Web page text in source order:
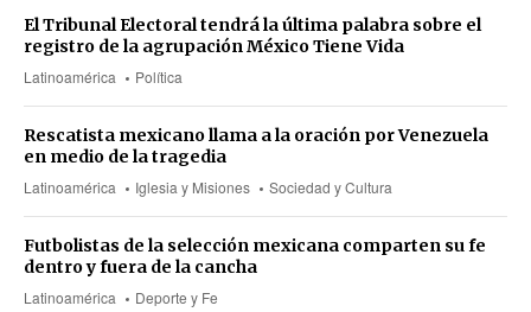
Latinoamérica Política
El Tribunal Electoral tendrá la última palabra sobre el
registro de la agrupación México Tiene Vida
Latinoamérica Iglesia y Misiones Sociedad y Cultura
Rescatista mexicano llama a la oración por Venezuela
en medio de la tragedia
Latinoamérica Deporte y Fe
Futbolistas de la selección mexicana comparten su fe
dentro y fuera de la cancha